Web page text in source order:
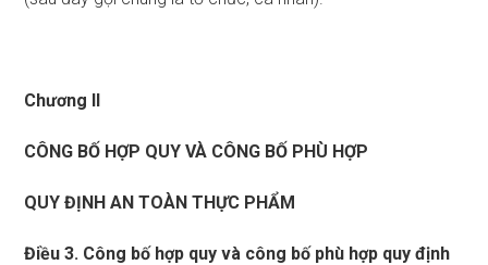
Chương II
CÔNG BỐ HỢP QUY VÀ CÔNG BỐ PHÙ HỢP
QUY ĐỊNH AN TOÀN THỰC PHẨM
Điều 3. Công bố hợp quy và công bố phù hợp quy định